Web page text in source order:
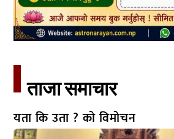
ताजा समाचार​
यता कि उता ? को विमोचन